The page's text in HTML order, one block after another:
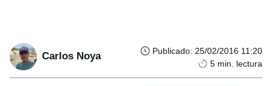
Carlos Noya Publicado: 25/02/2016 11:20
5 min. lectura